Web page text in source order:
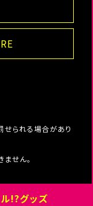
せられる場合があり
せん。
!?グッズ